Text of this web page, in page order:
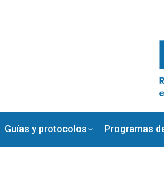
Guías y protocolos Programas